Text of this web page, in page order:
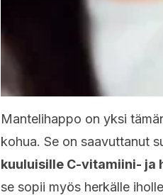
Mantelihappo on yksi
kohua. Se on saavuttanut
kuuluisille C-vitamiini- ja
se sopii myös herkälle